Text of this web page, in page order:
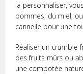
la personnaliser,
pommes, du miel,
cannelle pour une
Réaliser un crumble
des fruits mûrs ou
une compotée